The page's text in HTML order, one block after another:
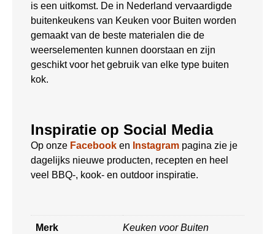
is een uitkomst. De in Nederland vervaardigde
buitenkeukens van Keuken voor Buiten worden
gemaakt van de beste materialen die de
weerselementen kunnen doorstaan en zijn
geschikt voor het gebruik van elke type buiten
kok.
Inspiratie op Social Media
Op onze Facebook en Instagram pagina zie je
dagelijks nieuwe producten, recepten en heel
veel BBQ-, kook- en outdoor inspiratie.
Merk Keuken voor Buiten